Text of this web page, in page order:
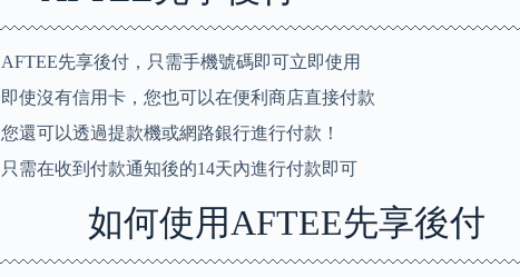
AFTEE先享後付，只需手機號碼即可立即使用
即使沒有信用卡，您也可以在便利商店直接付款
您還可以透過提款機或網路銀行進行付款！
只需在收到付款通知後的14天內進行付款即可
如何使用AFTEE先享後付